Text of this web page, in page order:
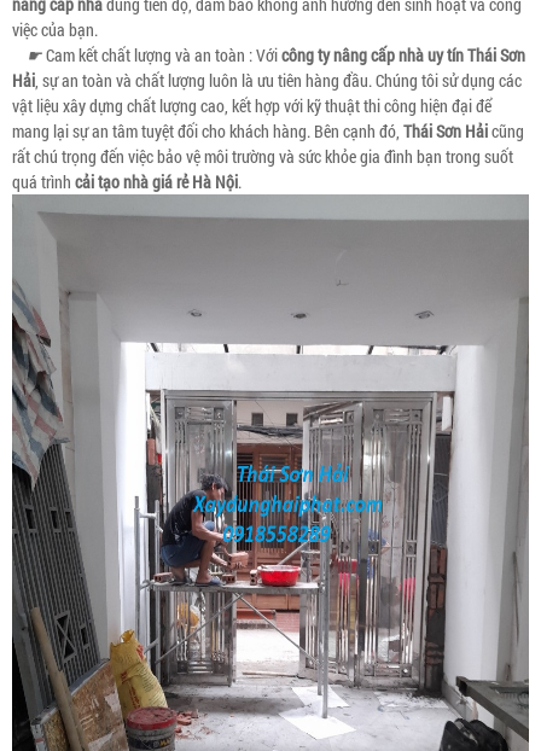
việc của bạn.
☛Cam kết chất lượng và an toàn : Vớicông ty nâng cấp nhà uy tínThái Sơn
Hải, sự an toàn và chất lượng luôn là ưu tiên hàng đầu. Chúng tôi sử dụng các
vật liệu xây dựng chất lượng cao, kết hợp với kỹ thuật thi công hiện đại để
mang lại sự an tâm tuyệt đối cho khách hàng. Bên cạnh đó, Thái Sơn Hảicũng
rất chú trọng đến việc bảo vệ môi trường và sức khỏe gia đình bạn trong suốt
quá trình cải tạo nhà giá rẻ Hà Nội.